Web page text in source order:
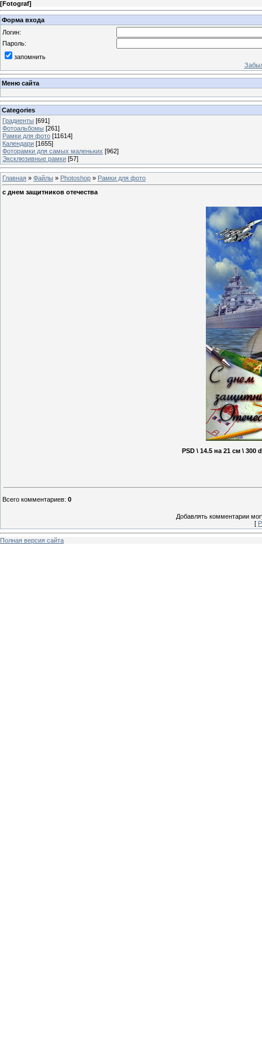
[Fotograf]
Форма входа
Логин:
Пароль:
запомнить
Меню сайта
Categories
Градиенты [691]
Фотоальбомы [261]
Рамки для фото [11614]
Календари [1655]
Фоторамки для самых маленьких [962]
Эксклюзивные рамки [57]
Главная » Файлы » Photoshop » Рамки для фото
с днем защитников отечества
PSD \ 14.5 на 21 см \
Всего комментариев: 0
Добавлять комментарии
[
Полная версия сайта